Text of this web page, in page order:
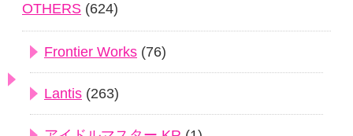
OTHERS (624)
Frontier Works (76)
Lantis (263)